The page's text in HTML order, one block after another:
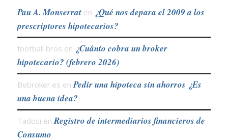
Pau A. Monserraten ¿Qué nos depara el 2009 a los
prescriptores hipotecarios?
football bros en ¿Cuánto cobra un broker
hipotecario? (febrero 2026)
Bebroker.es en Pedir una hipoteca sin ahorros ¿Es
una buena idea?
Tadosi en Registro de intermediarios financieros de
Consumo